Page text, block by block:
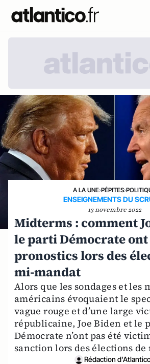
A LA UNE›PÉPITES›
ENSEIGNEMENTS DU
13 novembre 2022
Midterms : comment
le parti Démocrate ont
pronostics lors des
mi-mandat
Alors que les sondages et les
américains évoquaient le
vague rouge et d’une large
républicaine, Joe Biden et le
Démocrate n’ont pas été
sanction lors des élections de
Rédaction